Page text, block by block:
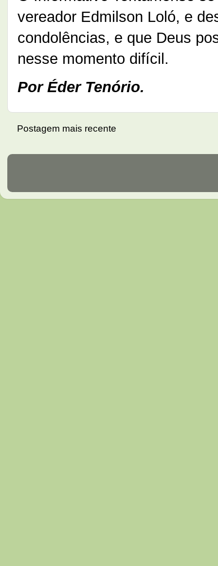
vereador Edmilson Loló, e
condolências, e que Deus
nesse momento difícil.
Por Éder Tenório.
Postagem mais recente